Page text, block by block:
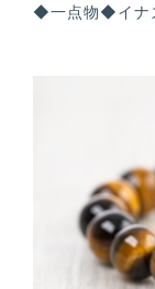
◆一点物◆イナ